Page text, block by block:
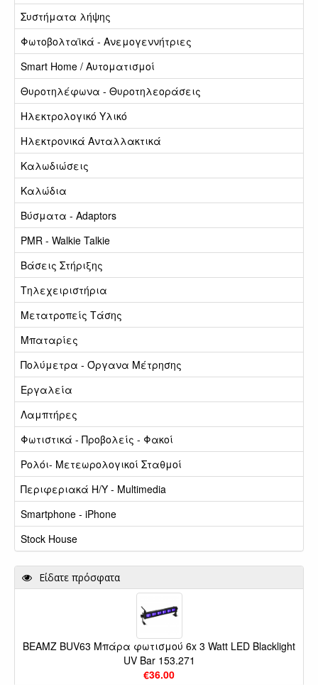
Συστήματα λήψης
Φωτοβολταϊκά - Ανεμογεννήτριες
Smart Home / Αυτοματισμοί
Θυροτηλέφωνα - Θυροτηλεοράσεις
Ηλεκτρολογικό Υλικό
Ηλεκτρονικά Ανταλλακτικά
Καλωδιώσεις
Καλώδια
Βύσματα - Adaptors
PMR - Walkie Talkie
Βάσεις Στήριξης
Τηλεχειριστήρια
Μετατροπείς Τάσης
Μπαταρίες
Πολύμετρα - Όργανα Μέτρησης
Εργαλεία
Λαμπτήρες
Φωτιστικά - Προβολείς - Φακοί
Ρολόι- Μετεωρολογικοί Σταθμοί
Περιφεριακά Η/Υ - Multimedia
Smartphone - iPhone
Stock House
Είδατε πρόσφατα
BEAMZ BUV63 Μπάρα φωτισμού 6x 3 Watt LED Blacklight
UV Bar 153.271
€36.00